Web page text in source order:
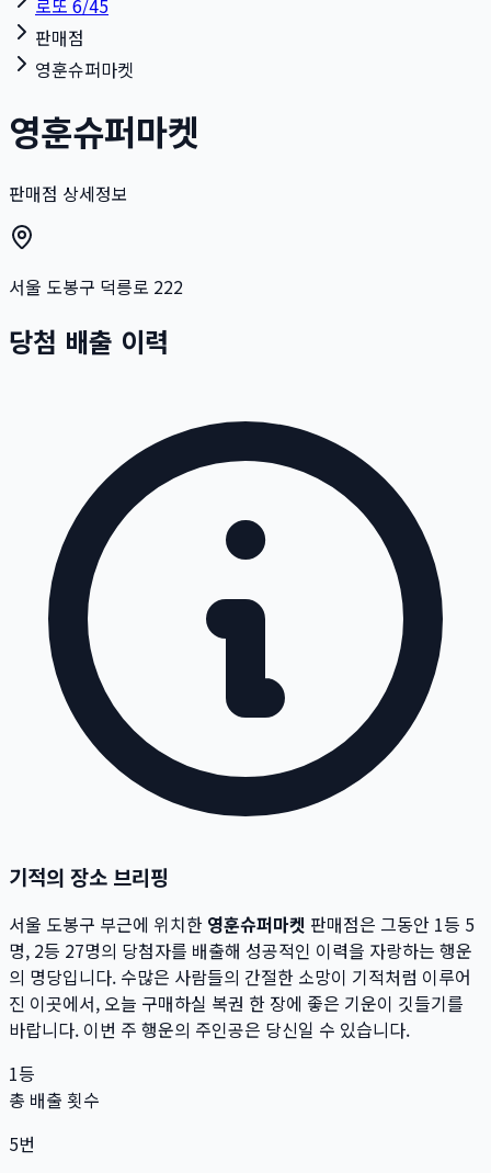
로또 6/45
판매점
영훈슈퍼마켓
영훈슈퍼마켓
판매점 상세정보
서울 도봉구 덕릉로 222
당첨 배출 이력
기적의 장소 브리핑
서울 도봉구 부근에 위치한 영훈슈퍼마켓 판매점은 그동안 1등 5
명, 2등 27명의 당첨자를 배출해 성공적인 이력을 자랑하는 행운
의 명당입니다. 수많은 사람들의 간절한 소망이 기적처럼 이루어
진 이곳에서, 오늘 구매하실 복권 한 장에 좋은 기운이 깃들기를
바랍니다. 이번 주 행운의 주인공은 당신일 수 있습니다.
1등
총 배출 횟수
5번